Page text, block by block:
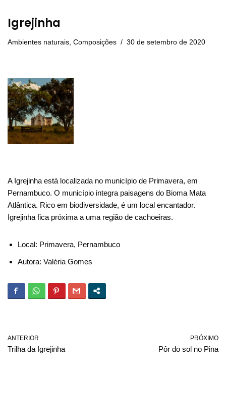
Igrejinha
Ambientes naturais, Composições 30 de setembro de 2020
A Igrejinha está localizada no município de Primavera, em
Pernambuco. O município integra paisagens do Bioma Mata
Atlântica. Rico em biodiversidade, é um local encantador.
Igrejinha fica próxima a uma região de cachoeiras.
Local: Primavera, Pernambuco
Autora: Valéria Gomes
ANTERIOR
Trilha da Igrejinha
PRÓXIMO
Pôr do sol no Pina